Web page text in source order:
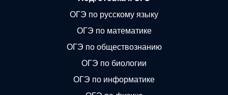
ОГЭ по русскому языку
ОГЭ по математике
ОГЭ по обществознанию
ОГЭ по биологии
ОГЭ по информатике